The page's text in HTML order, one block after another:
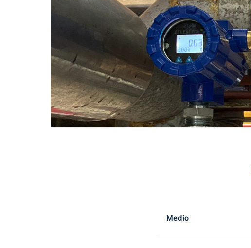
Medio